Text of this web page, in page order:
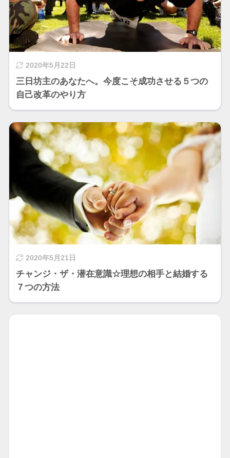
2020年5月22日
三日坊主のあなたへ。今度こそ成功させる５つの
自己改革のやり方
2020年5月21日
チャンジ・ザ・潜在意識☆理想の相手と結婚する
７つの方法